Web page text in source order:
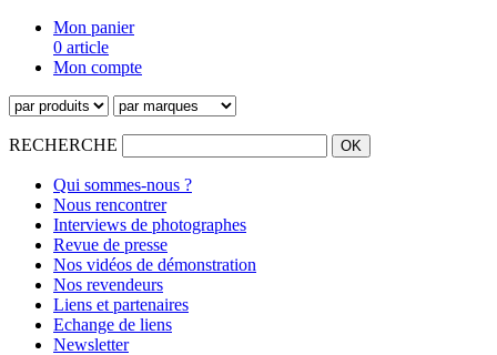
Mon panier
0 article
Mon compte
RECHERCHE
Qui sommes-nous ?
Nous rencontrer
Interviews de photographes
Revue de presse
Nos vidéos de démonstration
Nos revendeurs
Liens et partenaires
Echange de liens
Newsletter